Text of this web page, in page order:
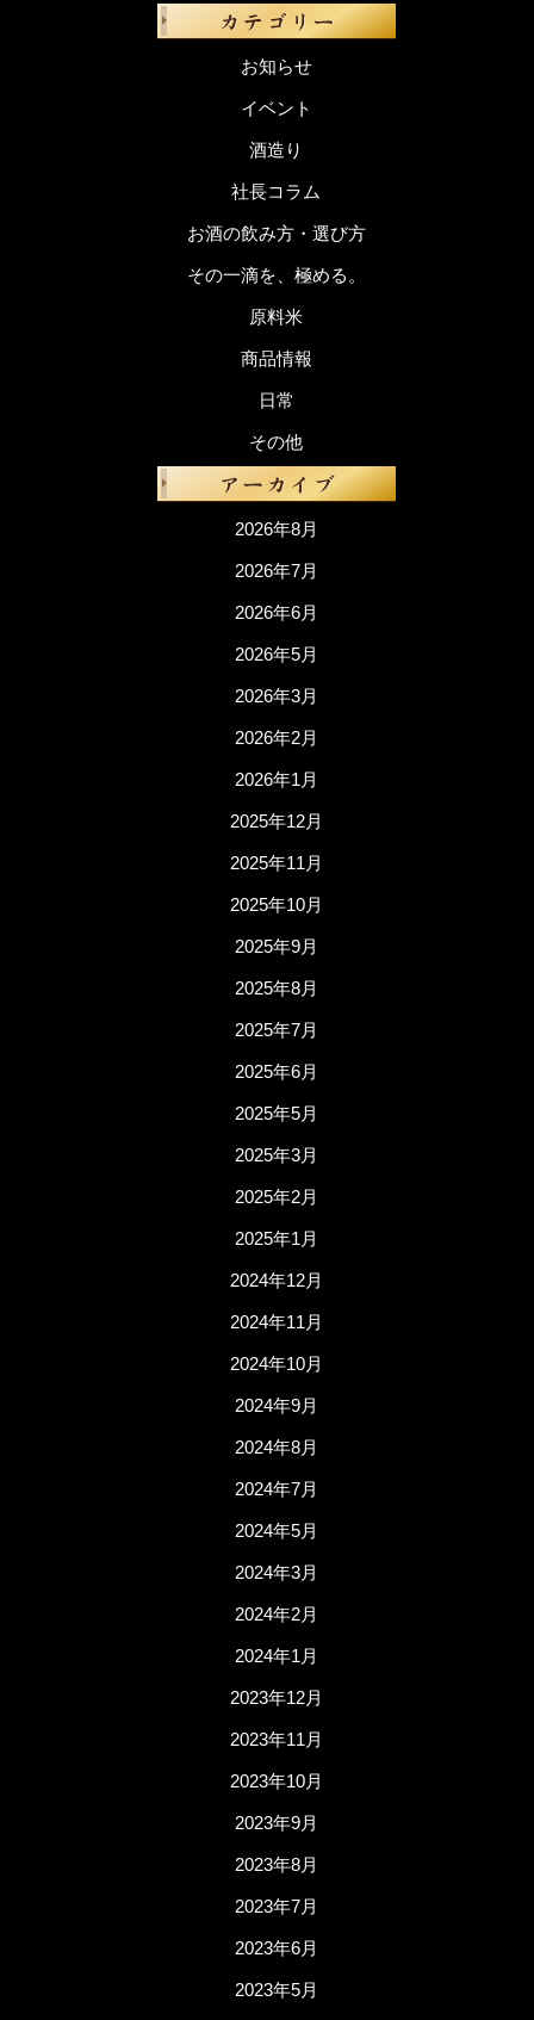
お知らせ
イベント
酒造り
社長コラム
お酒の飲み方・選び方
その一滴を、極める。
原料米
商品情報
日常
その他
2026年8月
2026年7月
2026年6月
2026年5月
2026年3月
2026年2月
2026年1月
2025年12月
2025年11月
2025年10月
2025年9月
2025年8月
2025年7月
2025年6月
2025年5月
2025年3月
2025年2月
2025年1月
2024年12月
2024年11月
2024年10月
2024年9月
2024年8月
2024年7月
2024年5月
2024年3月
2024年2月
2024年1月
2023年12月
2023年11月
2023年10月
2023年9月
2023年8月
2023年7月
2023年6月
2023年5月